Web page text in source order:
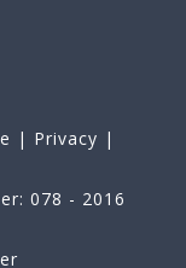
| Privacy |
078 - 2016